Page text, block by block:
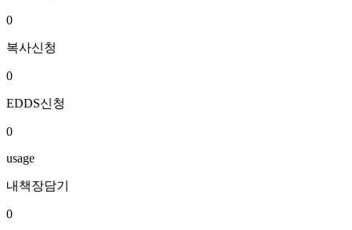
0
복사신청
0
EDDS신청
0
usage
내책장담기
0